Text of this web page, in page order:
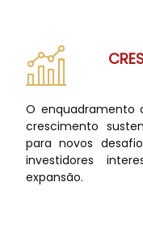
O enquadramento
crescimento
para novos
investidores
expansão.